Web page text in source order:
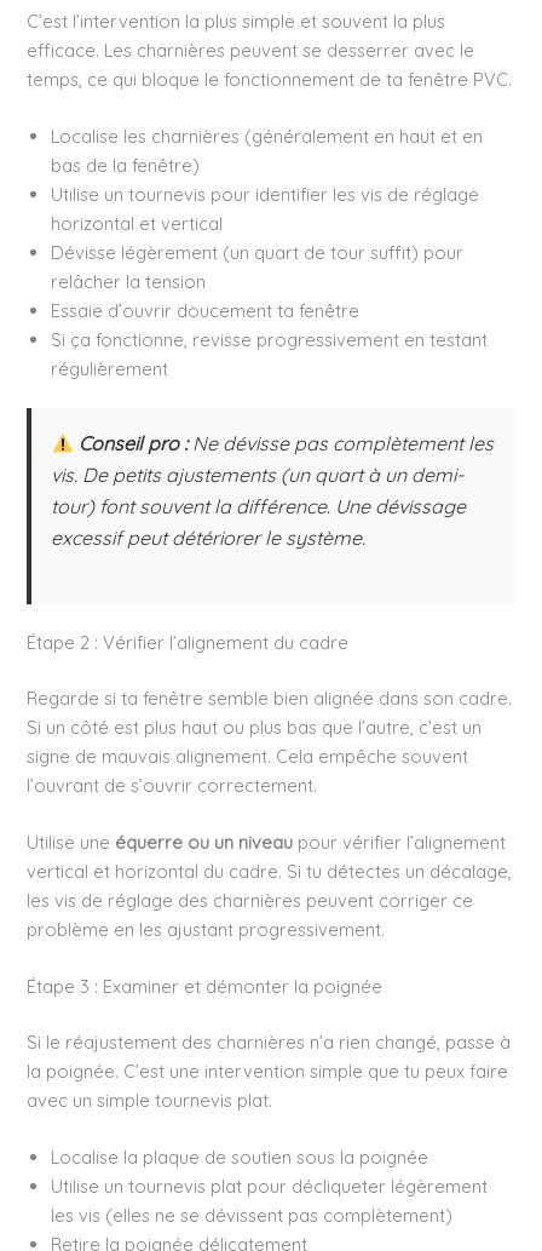
C’est l’intervention la plus simple et souvent la plus
efficace. Les charnières peuvent se desserrer avec le
temps, ce qui bloque le fonctionnement de ta fenêtre PVC.
Localise les charnières (généralement en haut et en
bas de la fenêtre)
Utilise un tournevis pour identifier les vis de réglage
horizontal et vertical
Dévisse légèrement (un quart de tour suffit) pour
relâcher la tension
Essaie d’ouvrir doucement ta fenêtre
Si ça fonctionne, revisse progressivement en testant
régulièrement
Conseil pro :Ne dévisse pas complètement les
vis. De petits ajustements (un quart à un demi-
tour) font souvent la différence. Une dévissage
excessif peut détériorer le système.
Étape 2 : Vérifier l’alignement du cadre
Regarde si ta fenêtre semble bien alignée dans son cadre.
Si un côté est plus haut ou plus bas que l’autre, c’est un
signe de mauvais alignement. Cela empêche souvent
l’ouvrant de s’ouvrir correctement.
Utilise une équerre ou un niveau pour vérifier l’alignement
vertical et horizontal du cadre. Si tu détectes un décalage,
les vis de réglage des charnières peuvent corriger ce
problème en les ajustant progressivement.
Étape 3 : Examiner et démonter la poignée
Si le réajustement des charnières n’a rien changé, passe à
la poignée. C’est une intervention simple que tu peux faire
avec un simple tournevis plat.
Localise la plaque de soutien sous la poignée
Utilise un tournevis plat pour décliqueter légèrement
les vis (elles ne se dévissent pas complètement)
Retire la poignée délicatement